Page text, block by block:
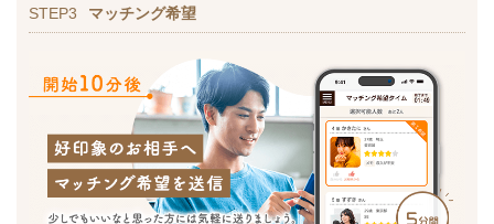
STEP3 マッチング希望